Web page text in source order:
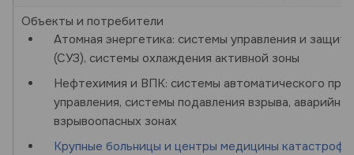
Объекты и потребители
Атомная энергетика: системы управления и
(СУЗ), системы охлаждения активной зоны
Нефтехимия и ВПК: системы автоматического
управления, системы подавления взрыва,
взрывоопасных зонах
Крупные больницы и центры медицины катастроф,